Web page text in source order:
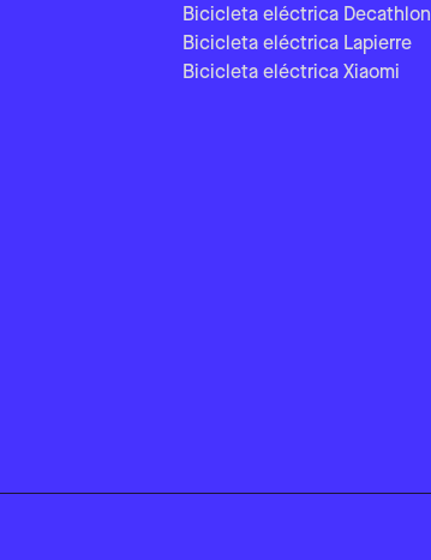
Bicicleta eléctrica Decathlon
Bicicleta eléctrica Lapierre
Bicicleta eléctrica Xiaomi